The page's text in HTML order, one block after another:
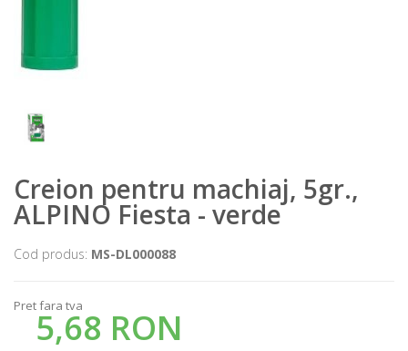
Creion pentru machiaj, 5gr.,
ALPINO Fiesta - verde
Cod produs: MS-DL000088
Pret fara tva
5,68 RON